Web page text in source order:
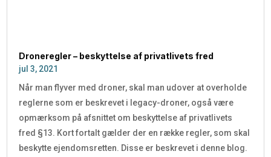
Droneregler – beskyttelse af privatlivets fred
jul 3, 2021
Når man flyver med droner, skal man udover at overholde
reglerne som er beskrevet i legacy-droner, også være
opmærksom på afsnittet om beskyttelse af privatlivets
fred §13. Kort fortalt gælder der en række regler, som skal
beskytte ejendomsretten. Disse er beskrevet i denne blog.